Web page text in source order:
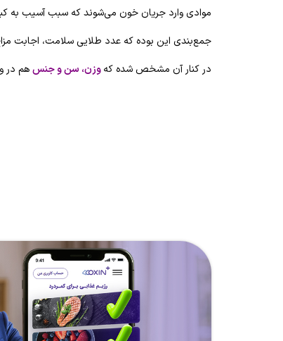
موادی وارد جریان خون می‌شوند که سبب آسیب به
جمع‌بندی این بوده که عدد طلایی سلامت، اجابت
در کنار آن مشخص شده کهوزن، سن و جنسهم در